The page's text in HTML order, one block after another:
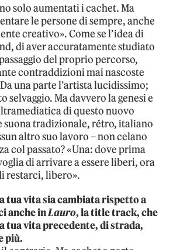
solo aumentati i cachet. Ma
le persone di sempre, anche
creativo». Come se l’idea di
di aver accuratamente studiato
del proprio percorso,
contraddizioni mai nascoste
una parte l’artista lucidissimo;
selvaggio. Ma davvero la genesi e
di questo nuovo
suona tradizionale, rétro, italiano
altro suo lavoro – non celano
col passato? «Una: dove prima
di arrivare a essere liberi, ora
restarci, libero».
tua vita sia cambiata rispetto a
anche inLauro, la title track, che
tua vita precedente, di strada,
più.